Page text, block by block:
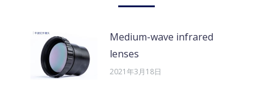
Medium-wave infrared
lenses
2021年3月18日